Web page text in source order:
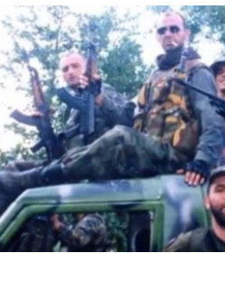
Showbiz
Ekonomi
Teknologji
Udhëtime
DuVideo